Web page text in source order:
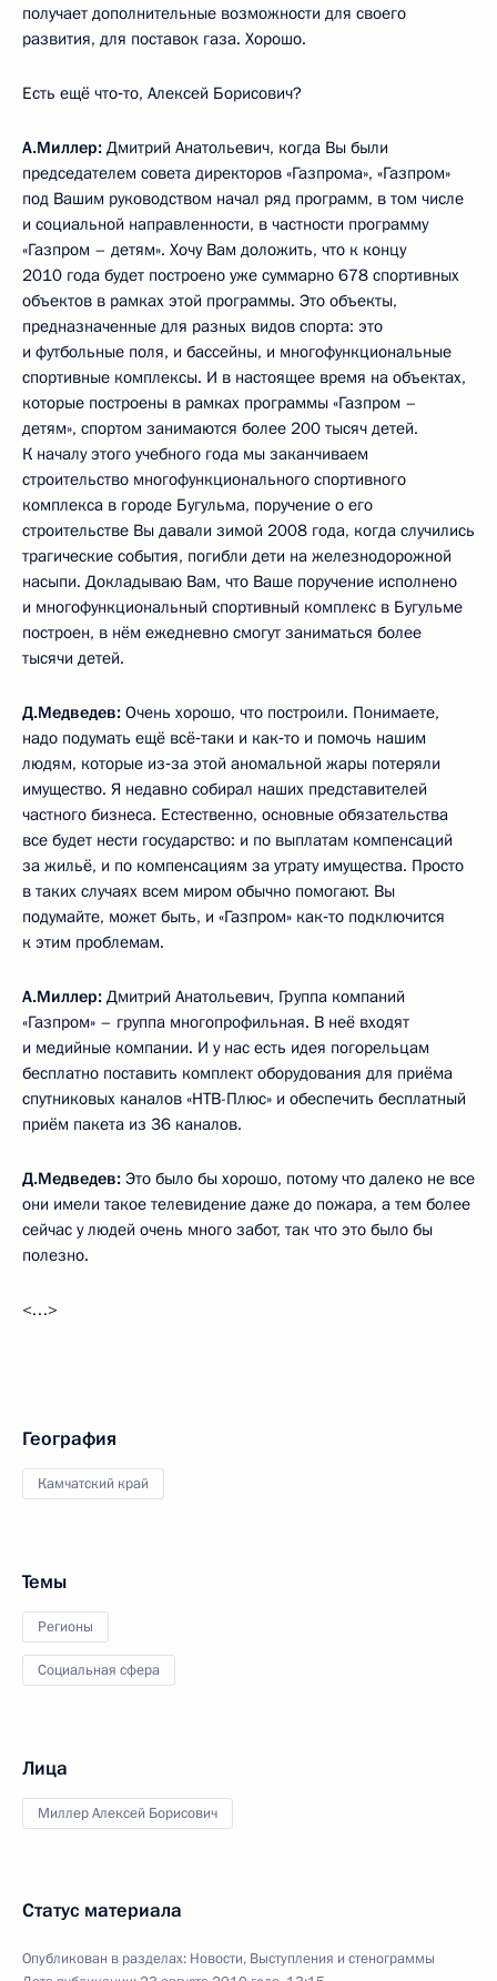
получает дополнительные возможности для своего
развития, для поставок газа. Хорошо.
Есть ещё что‑то, Алексей Борисович?
А.Миллер: Дмитрий Анатольевич, когда Вы были
председателем совета директоров «Газпрома», «Газпром»
под Вашим руководством начал ряд программ, в том числе
и социальной направленности, в частности программу
«Газпром – детям». Хочу Вам доложить, что к концу
2010 года будет построено уже суммарно 678 спортивных
объектов в рамках этой программы. Это объекты,
предназначенные для разных видов спорта: это
и футбольные поля, и бассейны, и многофункциональные
спортивные комплексы. И в настоящее время на объектах,
которые построены в рамках программы «Газпром –
детям», спортом занимаются более 200 тысяч детей.
К началу этого учебного года мы заканчиваем
строительство многофункционального спортивного
комплекса в городе Бугульма, поручение о его
строительстве Вы давали зимой 2008 года, когда случились
трагические события, погибли дети на железнодорожной
насыпи. Докладываю Вам, что Ваше поручение исполнено
и многофункциональный спортивный комплекс в Бугульме
построен, в нём ежедневно смогут заниматься более
тысячи детей.
Д.Медведев: Очень хорошо, что построили. Понимаете,
надо подумать ещё всё‑таки и как‑то и помочь нашим
людям, которые из‑за этой аномальной жары потеряли
имущество. Я недавно собирал наших представителей
частного бизнеса. Естественно, основные обязательства
все будет нести государство: и по выплатам компенсаций
за жильё, и по компенсациям за утрату имущества. Просто
в таких случаях всем миром обычно помогают. Вы
подумайте, может быть, и «Газпром» как‑то подключится
к этим проблемам.
А.Миллер: Дмитрий Анатольевич, Группа компаний
«Газпром» – группа многопрофильная. В неё входят
и медийные компании. И у нас есть идея погорельцам
бесплатно поставить комплект оборудования для приёма
спутниковых каналов «НТВ-Плюс» и обеспечить бесплатный
приём пакета из 36 каналов.
Д.Медведев: Это было бы хорошо, потому что далеко не все
они имели такое телевидение даже до пожара, а тем более
сейчас у людей очень много забот, так что это было бы
полезно.
<…>
География
Камчатский край
Темы
Регионы
Социальная сфера
Лица
Миллер Алексей Борисович
Статус материала
Опубликован в разделах: Новости, Выступления и стенограммы